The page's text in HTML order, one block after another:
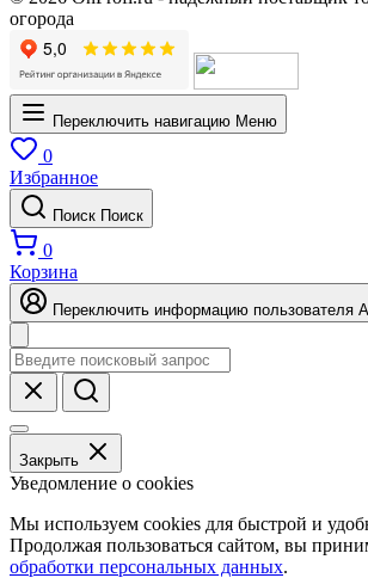
огорода
Переключить навигацию Меню
0
Избранное
Поиск Поиск
0
Корзина
Переключить информацию пользователя
Закрыть
Уведомление о cookies
Мы используем cookies для быстрой и
Продолжая пользоваться сайтом, вы
обработки персональных данных.